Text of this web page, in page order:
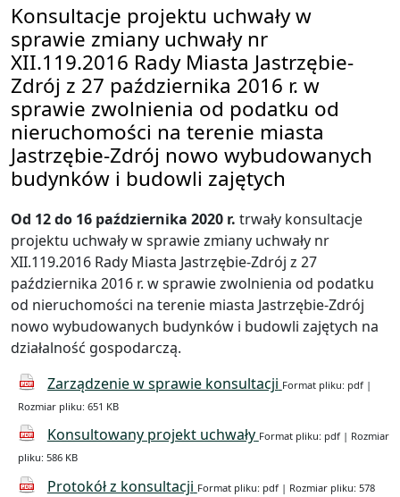
Konsultacje projektu uchwały w
sprawie zmiany uchwały nr
XII.119.2016 Rady Miasta Jastrzębie-
Zdrój z 27 października 2016 r. w
sprawie zwolnienia od podatku od
nieruchomości na terenie miasta
Jastrzębie-Zdrój nowo wybudowanych
budynków i budowli zajętych
Od 12 do 16 października 2020 r. trwały konsultacje
projektu uchwały w sprawie zmiany uchwały nr
XII.119.2016 Rady Miasta Jastrzębie-Zdrój z 27
października 2016 r. w sprawie zwolnienia od podatku
od nieruchomości na terenie miasta Jastrzębie-Zdrój
nowo wybudowanych budynków i budowli zajętych na
działalność gospodarczą.
Zarządzenie w sprawie konsultacji Format pliku: pdf |
Rozmiar pliku: 651 KB
Konsultowany projekt uchwały Format pliku: pdf | Rozmiar
pliku: 586 KB
Protokół z konsultacji Format pliku: pdf | Rozmiar pliku: 578